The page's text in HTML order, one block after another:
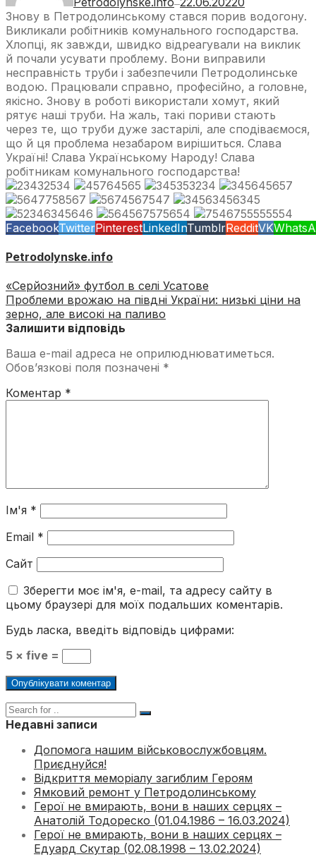
—
Знову в Петродолинському стався порив водогону.
Викликали робітників комунального господарства.
Хлопці, як завжди, швидко відреагували на виклик
й почали усувати проблему. Вони виправили
несправність труби і забезпечили Петродолинське
водою. Працювали справно, професійно, а головне,
якісно. Знову в роботі використали хомут, який
рятує наші труби. На жаль, такі пориви стають
через те, що труби дуже застарілі, але сподіваємося,
що й ця проблема незабаром вирішиться. Слава
Україні! Слава Українському Народу! Слава
робітникам комунального господарства!
FacebookTwitterPinterestLinkedInTumblrRedditVK
Petrodolynske.info
«Серйозний» футбол в селі Усатове
Проблеми врожаю на півдні України: низькі ціни на
зерно, але високі на паливо
Залишити відповідь
Ваша e-mail адреса не оприлюднюватиметься.
Обов’язкові поля позначені *
Коментар *
Ім'я *
Email *
Сайт
Зберегти моє ім'я, e-mail, та адресу сайту в
цьому браузері для моїх подальших коментарів.
Будь ласка, введіть відповідь цифрами:
5 × five =
Недавні записи
Допомога нашим військовослужбовцям.
Приєднуйся!
Відкриття меморіалу загиблим Героям
Ямковий ремонт у Петродолинському
Герої не вмирають, вони в наших серцях –
Анатолій Тодореско (01.04.1986 – 16.03.2024)
Герої не вмирають, вони в наших серцях –
Едуард Скутар (02.08.1998 – 13.02.2024)